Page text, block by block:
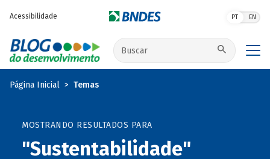
Acessibilidade PT EN
Buscar no site
Página Inicial Temas
MOSTRANDO RESULTADOS PARA
"Sustentabilidade"